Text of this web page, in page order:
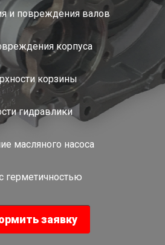
и повреждения валов
корпуса
корзины
гидравлики
масляного насоса
герметичностью
заявку